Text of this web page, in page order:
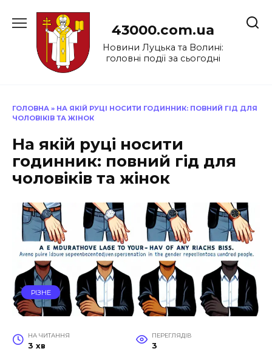
до
43000.com.ua
Новини Луцька та Волині:
головні події за сьогодні
ГОЛОВНА » НА ЯКІЙ РУЦІ НОСИТИ ГОДИННИК: ПОВНИЙ ГІД ДЛЯ
ЧОЛОВІКІВ ТА ЖІНОК
На якій руці носити
годинник: повний гід для
чоловіків та жінок
РІЗНЕ
НА ЧИТАННЯ
3 хв
ПЕРЕГЛЯДІВ
3